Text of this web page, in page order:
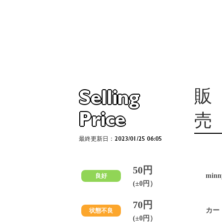
Selling
Price
販
売
最終更新日：2023/01/25 06:05
良好
50円
(±0円）
状態不良
70円
(±0円）
カー